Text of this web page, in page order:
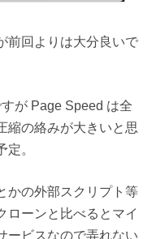
前回よりは大分良いで
が Page Speed は全
縮の絡みが大きいと思
。
かの外部スクリプト等
ローンと比べるとマイ
ービスなので弄れない